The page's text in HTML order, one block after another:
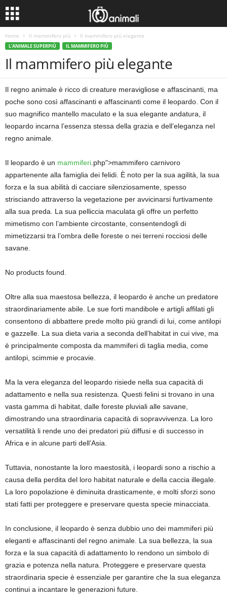
Home Il mammifero più Il mammifero più elegante
L'ANIMALE SUPERPIÙ IL MAMMIFERO PIÙ
Il mammifero più elegante
Il regno animale è ricco di creature meravigliose e affascinanti, ma
poche sono così affascinanti e affascinanti come il leopardo. Con il
suo magnifico mantello maculato e la sua elegante andatura, il
leopardo incarna l’essenza stessa della grazia e dell’eleganza nel
regno animale.
Il leopardo è un mammiferi .php">mammifero carnivoro
appartenente alla famiglia dei felidi. È noto per la sua agilità, la sua
forza e la sua abilità di cacciare silenziosamente, spesso
strisciando attraverso la vegetazione per avvicinarsi furtivamente
alla sua preda. La sua pelliccia maculata gli offre un perfetto
mimetismo con l’ambiente circostante, consentendogli di
mimetizzarsi tra l’ombra delle foreste o nei terreni rocciosi delle
savane.
No products found.
Oltre alla sua maestosa bellezza, il leopardo è anche un predatore
straordinariamente abile. Le sue forti mandibole e artigli affilati gli
consentono di abbattere prede molto più grandi di lui, come antilopi
e gazzelle. La sua dieta varia a seconda dell’habitat in cui vive, ma
è principalmente composta da mammiferi di taglia media, come
antilopi, scimmie e procavie.
Ma la vera eleganza del leopardo risiede nella sua capacità di
adattamento e nella sua resistenza. Questi felini si trovano in una
vasta gamma di habitat, dalle foreste pluviali alle savane,
dimostrando una straordinaria capacità di sopravvivenza. La loro
versatilità li rende uno dei predatori più diffusi e di successo in
Africa e in alcune parti dell’Asia.
Tuttavia, nonostante la loro maestosità, i leopardi sono a rischio a
causa della perdita del loro habitat naturale e della caccia illegale.
La loro popolazione è diminuita drasticamente, e molti sforzi sono
stati fatti per proteggere e preservare questa specie minacciata.
In conclusione, il leopardo è senza dubbio uno dei mammiferi più
eleganti e affascinanti del regno animale. La sua bellezza, la sua
forza e la sua capacità di adattamento lo rendono un simbolo di
grazia e potenza nella natura. Proteggere e preservare questa
straordinaria specie è essenziale per garantire che la sua eleganza
continui a incantare le generazioni future.